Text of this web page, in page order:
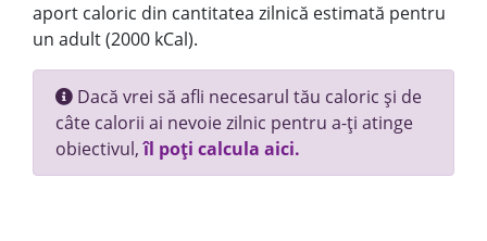
aport caloric din cantitatea zilnică estimată pentru
un adult (2000 kCal).
Dacă vrei să afli necesarul tău caloric și de
câte calorii ai nevoie zilnic pentru a-ți atinge
obiectivul,îl poți calcula aici.